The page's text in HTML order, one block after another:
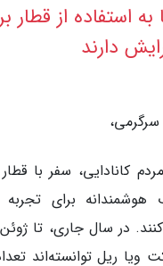
به استفاده از قطار
دارند
کانادایی، سفر با
هوشمندانه برای تجربه
در سال جاری، تا
ویا ریل توانسته‌اند